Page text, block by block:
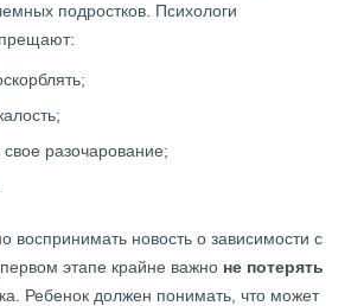
подростков. Психологи
свое разочарование;
воспринимать новость о зависимости с
этапе крайне важно не потерять
Ребенок должен понимать, что может